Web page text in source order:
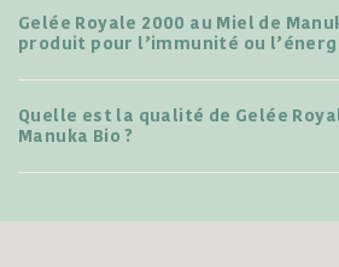
Gelée Royale 2000 au Miel de
produit pour l’immunité ou
Quelle est la qualité de Gelée
Manuka Bio ?